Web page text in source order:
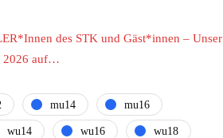
des STK und Gäst*innen – Unser
2026 auf…
mu14 mu16
wu14 wu16 wu18